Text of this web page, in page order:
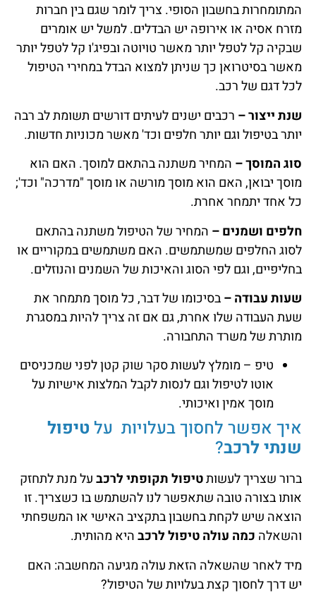
המתומחרות בחשבון הסופי. צריך לומר שגם בין חברות
מזרח אסיה או אירופה יש הבדלים. למשל יש אומרים
שבקיה קל לטפל יותר מאשר טויוטה ובפיג'ו קל לטפל יותר
מאשר בסיטרואן כך שניתן למצוא הבדל במחירי הטיפול
לכל דגם של רכב.
שנת ייצור– רכבים ישנים לעיתים דורשים תשומת לב רבה
יותר בטיפול וגם יותר חלפים וכד' מאשר מכוניות חדשות.
סוג המוסך– המחיר משתנה בהתאם למוסך. האם הוא
מוסך יבואן, האם הוא מוסך מורשה או מוסך "מדרכה" וכד';
כל אחד יתמחר אחרת.
חלפים ושמנים – המחיר של הטיפול משתנה בהתאם
לסוג החלפים שמשתמשים. האם משתמשים במקוריים או
בחליפיים, וגם לפי הסוג והאיכות של השמנים והנוזלים.
שעות עבודה–בסיכומו של דבר, כל מוסך מתמחר את
שעת העבודה שלו אחרת, גם אם זה צריך להיות במסגרת
מותרת של משרד התחבורה.
טיפ – מומלץ לעשות סקר שוק קטן לפני שמכניסים
אוטו לטיפול וגם לנסות לקבל המלצות אישיות על
מוסך אמין ואיכותי.
איך אפשר לחסוך בעלויות על טיפול
שנתי לרכב?
ברור שצריך לעשותטיפול תקופתי לרכבעל מנת לתחזק
אותו בצורה טובה שתאפשר לנו להשתמש בו כשצריך. זו
הוצאה שיש לקחת בחשבון בתקציב האישי או המשפחתי
והשאלה כמה עולה טיפול לרכבהיא מהותית.
מיד לאחר שהשאלה הזאת עולה מגיעה המחשבה: האם
יש דרך לחסוך קצת בעלויות של הטיפול?